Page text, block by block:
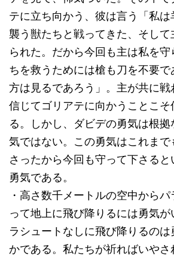
テに立ち向かう、彼は言う「私は
襲う獣たちと戦ってきた、そし
られた。だから今回も主は私を
ちを救うためには槍も刀を不要で
方は見るであろう」。主が共に戦
信じてゴリアテに向かうことこそ
る。しかし、ダビデの勇気は根
気ではない。この勇気はこれま
さったから今回も守って下さると
勇気である。
・高さ数千メートルの空中から
って地上に飛び降りるには勇気
ラシュートなしに飛び降りるの
かである。私たちが祈ればいやさ